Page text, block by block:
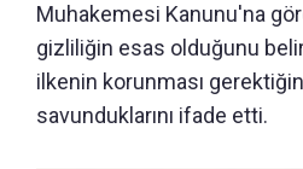
Muhakemesi Kanunu'na
gizliliğin esas olduğunu
ilkenin korunması
savunduklarını ifade etti.